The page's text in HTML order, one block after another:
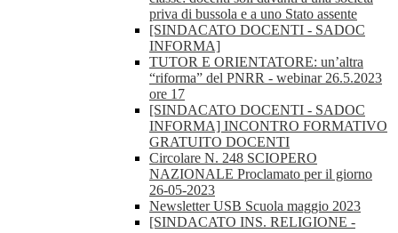
priva di bussola e a uno Stato assente
[SINDACATO DOCENTI - SADOC
INFORMA]
TUTOR E ORIENTATORE: un’altra
“riforma” del PNRR - webinar 26.5.2023
ore 17
[SINDACATO DOCENTI - SADOC
INFORMA] INCONTRO FORMATIVO
GRATUITO DOCENTI
Circolare N. 248 SCIOPERO
NAZIONALE Proclamato per il giorno
26-05-2023
Newsletter USB Scuola maggio 2023
[SINDACATO INS. RELIGIONE -